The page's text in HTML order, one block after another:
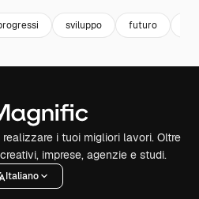
sviluppo futuro
i tuoi migliori lavori. Oltre
imprese, agenzie e studi.
Italiano